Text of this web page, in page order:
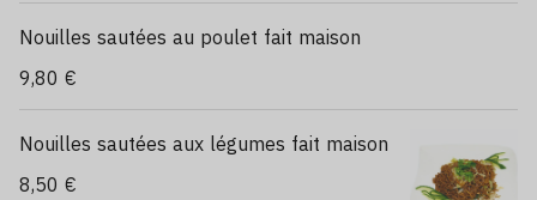
Nouilles sautées au poulet fait maison
9,80 €
Nouilles sautées aux légumes fait maison
8,50 €